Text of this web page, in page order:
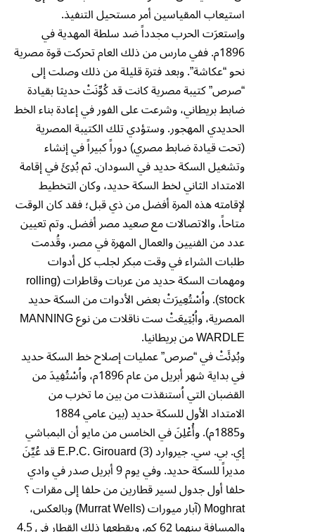
استيعاب المقياسين أمر مستحيل التنفيذ.
واِستعرَت الحرب مجدداً ضد سلطة المهدية في
1896م. ففي مارس من ذلك العام تحركت قوة مصرية
نحو “عكاشة”. وبعد فترة قليلة من ذلك وصلت إلى
“صرص” كتيبة مصرية كانت قد كُوِّنَتْ حديثا بقيادة
ضابط بريطاني، وشرعت على الفور في إعادة بناء الخط
الحديدي المهجور. وستؤدي تلك الكتيبة المصرية
(تحت قيادة ضابط مصري) دوراً كبيراً في إنشاء
وتشغيل السكة حديد في السودان. ثم بُدِئَ في إقامة
الامتداد الثاني لخط السكة حديد، وكان التخطيط
لإقامته هذه المرة أفضل من ذي قبل؛ فقد كان الوقت
متاحاً، والاتصالات مع صعيد مصر أفضل. وتم تعيين
عدد من الفنيين والعمال المهرة في مصر، وقُدمت
طلبات الشراء في وقت مبكر لجلب كل أدوات
ومهمات السكة حديد من عربات وقاطرات (rolling
stock). واُسْتُعِيرَتْ بعض الأدوات من السكة حديد
المصرية، واُبْتِيعَتْ ست ناقلات من نوع MANNING
WARDLE من بريطانيا.
وبُدِئَتْ في “صرص” عمليات إصلاح خط السكة حديد
في بداية شهر أبريل من عام 1896م، واُسْتُفِيدَ من
القضبان التي اُستنقذت من بين ما تخرب من
الامتداد الأول للسكة حديد (بين عامي 1884
و1885م). وأُعْلِنَ في الخامس من مايو أن البمباشي
إي. بي. سي. جيروارد E.P.C. Girouard (3) قد عُيِّنَ
مديراً للسكة حديد. وفي يوم 9 أبريل صدر في وادي
حلفا أول جدول لسير قطارين من حلفا إلى مقرات ؟
Moghrat (آبار ميورات (Murrat Wells) وبالعكس،